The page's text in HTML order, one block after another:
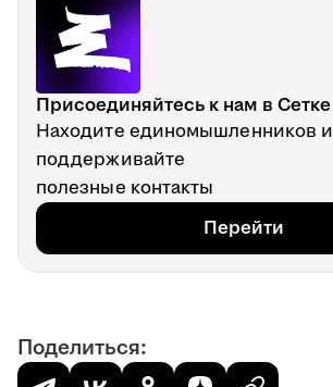
Присоединяйтесь к нам в Сетке
Находите единомышленников и
поддерживайте
полезные контакты
Перейти
Поделиться: